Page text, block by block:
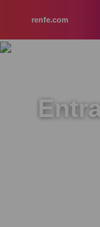
renfe.com